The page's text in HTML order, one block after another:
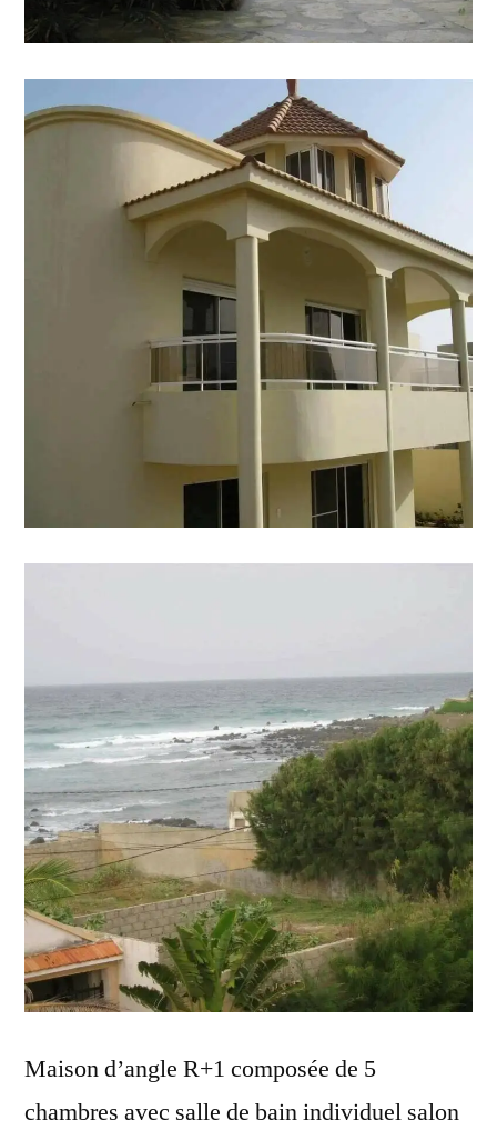
Maison d’angle R+1 composée de 5
chambres avec salle de bain individuel salon